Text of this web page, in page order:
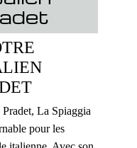
La Spiaggia
pour les